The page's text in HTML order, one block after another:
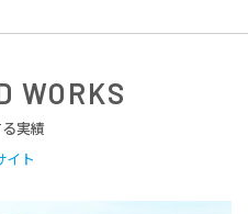
WORKS
実績
イト